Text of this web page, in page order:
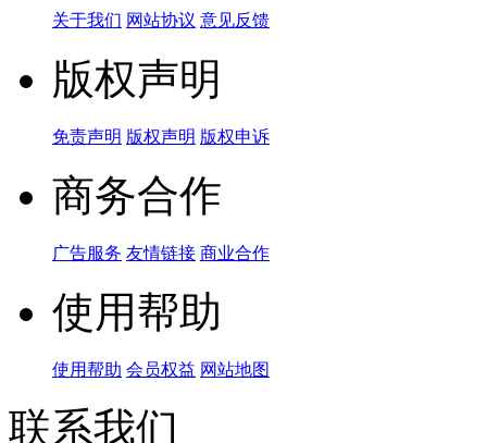
关于我们 网站协议 意见反馈
版权声明
免责声明 版权声明 版权申诉
商务合作
广告服务 友情链接 商业合作
使用帮助
使用帮助 会员权益 网站地图
联系我们